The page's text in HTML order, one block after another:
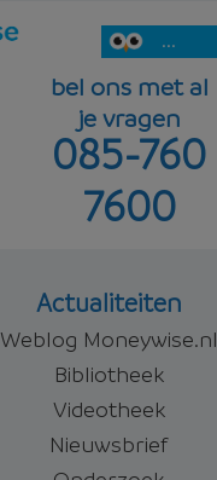
...
bel ons met al
je vragen
085-760
7600
Actualiteiten
Weblog Moneywise.nl
Bibliotheek
Videotheek
Nieuwsbrief